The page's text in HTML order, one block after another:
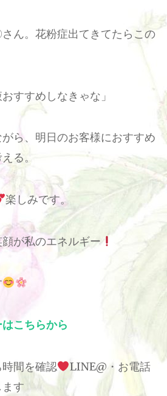
さん。花粉症出てきてたらこの
すすめしなきゃな」
ら、明日のお客様におすすめ
る。
楽しみです。
が私のエネルギー
こちらから
間を確認
LINE@・お電話
す